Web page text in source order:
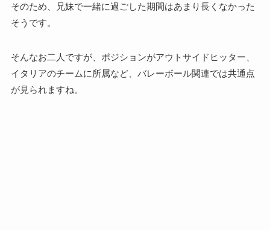
そのため、兄妹で一緒に過ごした期間はあまり長くなかった
そうです。
そんなお二人ですが、ポジションがアウトサイドヒッター、
イタリアのチームに所属など、バレーボール関連では共通点
が見られますね。